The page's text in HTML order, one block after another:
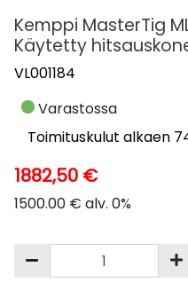
Kemppi MasterTig
Käytetty
VL001184
Varastossa
Toimituskulut alkaen
1882,50 €
1500.00 € alv. 0%